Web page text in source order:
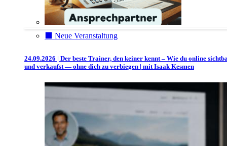
⬛️ Neue Veranstaltung
24.09.2026 | Der beste Trainer, den keiner kennt – Wie du online
und verkaufst — ohne dich zu verbiegen | mit Isaak Kesmen